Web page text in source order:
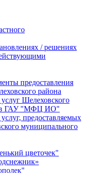
/ решениях
предоставления
района
Шелеховского
в ГАУ "МФЦ ИО"
предоставляемых
муниципального
цветочек"